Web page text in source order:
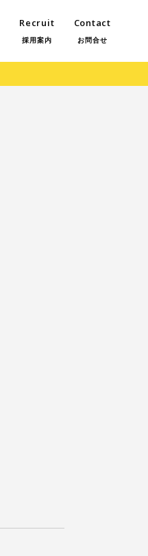
Recruit
採用案内
Contact
お問合せ